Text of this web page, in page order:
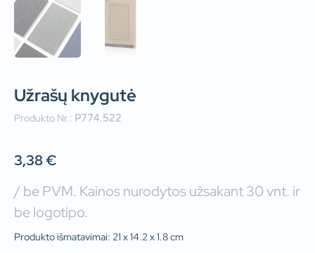
Užrašų knygutė
Produkto Nr.: P774.522
3,38€
/ be PVM. Kainos nurodytos užsakant 30 vnt. ir
be logotipo.
Produkto išmatavimai: 21 x 14.2 x 1.8 cm